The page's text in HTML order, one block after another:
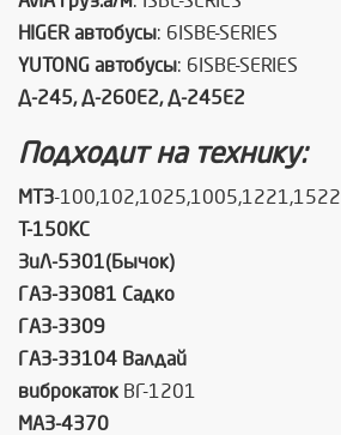
HIGER автобусы: 6ISBE-SERIES
YUTONG автобусы: 6ISBE-SERIES
Д-245, Д-260Е2, Д-245Е2
Подходит на технику:
МТЗ-100,102,1025,1005,1221,1522
Т-150КС
ЗиЛ-5301(Бычок)
ГАЗ-33081 Садко
ГАЗ-3309
ГАЗ-33104 Валдай
виброкаток ВГ-1201
МАЗ-4370